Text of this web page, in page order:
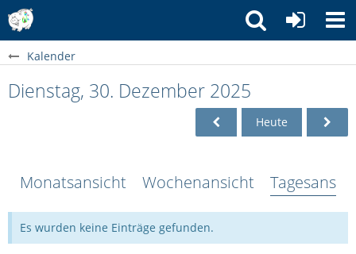
Kalender
Dienstag, 30. Dezember 2025
Heute
Monatsansicht Wochenansicht
Es wurden keine Einträge gefunden.